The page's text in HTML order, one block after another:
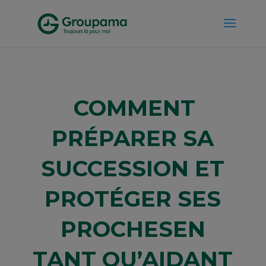
COMMENT
PRÉPARER SA
SUCCESSION ET
PROTÉGER SES
PROCHESEN
TANT QU’AIDANT